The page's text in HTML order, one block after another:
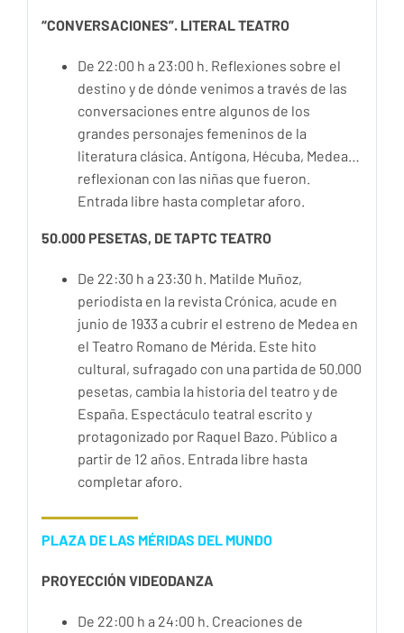
“CONVERSACIONES”. LITERAL TEATRO
De 22:00 h a 23:00 h. Reflexiones sobre el
destino y de dónde venimos a través de las
conversaciones entre algunos de los
grandes personajes femeninos de la
literatura clásica. Antígona, Hécuba, Medea…
reflexionan con las niñas que fueron.
Entrada libre hasta completar aforo.
50.000 PESETAS, DE TAPTC TEATRO
De 22:30 h a 23:30 h. Matilde Muñoz,
periodista en la revista Crónica, acude en
junio de 1933 a cubrir el estreno de Medea en
el Teatro Romano de Mérida. Este hito
cultural, sufragado con una partida de 50.000
pesetas, cambia la historia del teatro y de
España. Espectáculo teatral escrito y
protagonizado por Raquel Bazo. Público a
partir de 12 años. Entrada libre hasta
completar aforo.
PLAZA DE LAS MÉRIDAS DEL MUNDO
PROYECCIÓN VIDEODANZA
De 22:00 h a 24:00 h. Creaciones de